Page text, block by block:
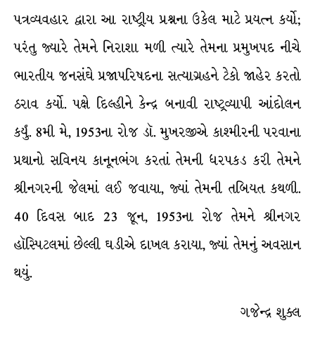
પત્રવ્યવહાર દ્વારા આ રાષ્ટ્રીય પ્રશ્નના ઉકેલ માટે પ્રયત્ન કર્યો;
પરંતુ જ્યારે તેમને નિરાશા મળી ત્યારે તેમના પ્રમુખપદ નીચે
ભારતીય જનસંઘે પ્રજાપરિષદના સત્યાગ્રહને ટેકો જાહેર કરતો
ઠરાવ કર્યો. પક્ષે દિલ્હીને કેન્દ્ર બનાવી રાષ્ટ્રવ્યાપી આંદોલન
કર્યું. 8મી મે, 1953ના રોજ ડૉ. મુખરજીએ કાશ્મીરની પરવાના
પ્રથાનો સવિનય કાનૂનભંગ કરતાં તેમની ધરપકડ કરી તેમને
શ્રીનગરની જેલમાં લઈ જવાયા, જ્યાં તેમની તબિયત કથળી.
40 દિવસ બાદ 23 જૂન, 1953ના રોજ તેમને શ્રીનગર
હૉસ્પિટલમાં છેલ્લી ઘડીએ દાખલ કરાયા, જ્યાં તેમનું અવસાન
થયું.
ગજેન્દ્ર શુક્લ